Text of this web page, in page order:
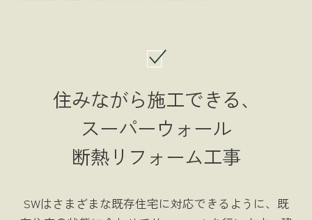
住みながら施工できる、
スーパーウォール
断熱リフォーム工事
SWはさまざまな既存住宅に対応できるように、 既